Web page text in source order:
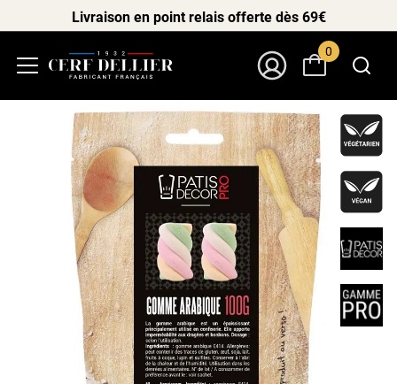
Livraison en point relais offerte dès 69€
0